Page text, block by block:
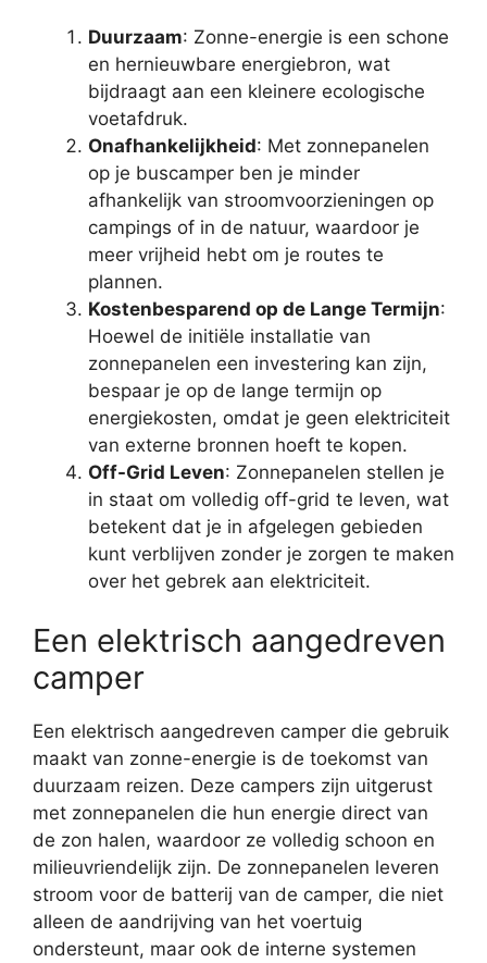
Duurzaam: Zonne-energie is een schone
en hernieuwbare energiebron, wat
bijdraagt aan een kleinere ecologische
voetafdruk.
Onafhankelijkheid: Met zonnepanelen
op je buscamper ben je minder
afhankelijk van stroomvoorzieningen op
campings of in de natuur, waardoor je
meer vrijheid hebt om je routes te
plannen.
Kostenbesparend op de Lange Termijn:
Hoewel de initiële installatie van
zonnepanelen een investering kan zijn,
bespaar je op de lange termijn op
energiekosten, omdat je geen elektriciteit
van externe bronnen hoeft te kopen.
Off-Grid Leven: Zonnepanelen stellen je
in staat om volledig off-grid te leven, wat
betekent dat je in afgelegen gebieden
kunt verblijven zonder je zorgen te maken
over het gebrek aan elektriciteit.
Een elektrisch aangedreven
camper
Een elektrisch aangedreven camper die gebruik
maakt van zonne-energie is de toekomst van
duurzaam reizen. Deze campers zijn uitgerust
met zonnepanelen die hun energie direct van
de zon halen, waardoor ze volledig schoon en
milieuvriendelijk zijn. De zonnepanelen leveren
stroom voor de batterij van de camper, die niet
alleen de aandrijving van het voertuig
ondersteunt, maar ook de interne systemen